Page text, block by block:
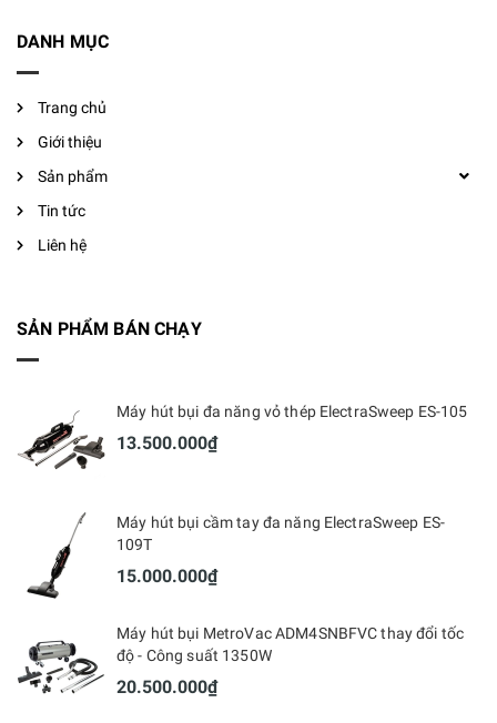
DANH MỤC
Trang chủ
Giới thiệu
Sản phẩm
Tin tức
Liên hệ
SẢN PHẨM BÁN CHẠY
Máy hút bụi đa năng vỏ thép ElectraSweep ES-105
13.500.000₫
Máy hút bụi cầm tay đa năng ElectraSweep ES-
109T
15.000.000₫
Máy hút bụi MetroVac ADM4SNBFVC thay đổi tốc
độ - Công suất 1350W
20.500.000₫